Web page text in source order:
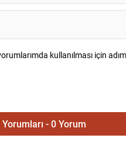
kullanılması için
- 0 Yorum